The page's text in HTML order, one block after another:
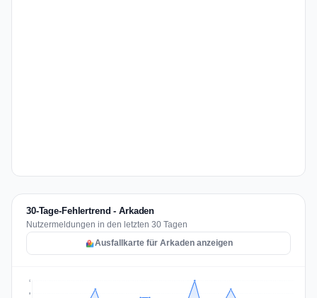
30-Tage-Fehlertrend - Arkaden
Nutzermeldungen in den letzten 30 Tagen
Ausfallkarte für Arkaden anzeigen
5
6